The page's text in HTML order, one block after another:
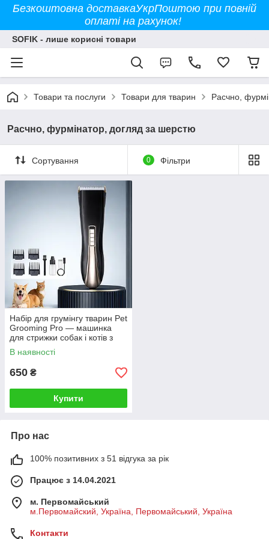
Безкоштовна доставкаУкрПоштою при повній
оплаті на рахунок!
SOFIK - лише корисні товари
Товари та послуги Товари для тварин Расчно,
Расчно, фурмінатор, догляд за шерстю
Сортування 0 Фільтри
Набір для грумінгу тварин Pet
Grooming Pro — машинка
для стрижки собак і котів з
насадками та аксесуарами
В наявності
650 ₴
Купити
Про нас
100% позитивних з 51 відгука за рік
Працює з 14.04.2021
м. Первомайський
м.Первомайский, Україна, Первомайський, Україна
Контакти